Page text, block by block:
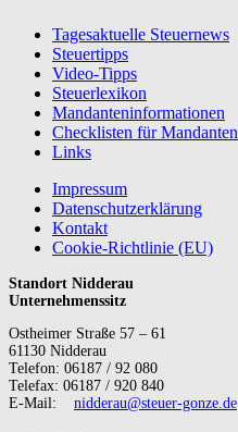
Tagesaktuelle Steuernews
Steuertipps
Video-Tipps
Steuerlexikon
Mandanteninformationen
Checklisten für Mandanten
Links
Impressum
Datenschutzerklärung
Kontakt
Cookie-Richtlinie (EU)
Standort Nidderau
Unternehmenssitz
Ostheimer Straße 57 – 61
61130 Nidderau
Telefon: 06187 / 92 080
Telefax: 06187 / 920 840
E-Mail: nidderau@steuer-gonze.de